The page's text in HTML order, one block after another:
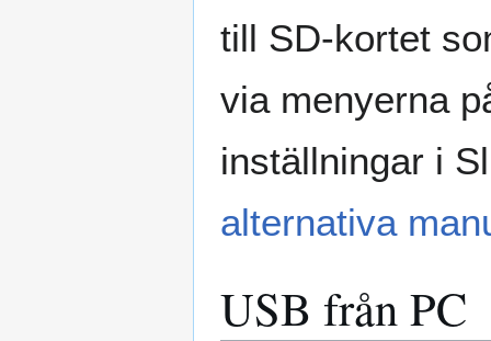
till SD-kortet
via menyerna
inställningar i
alternativa
USB från PC